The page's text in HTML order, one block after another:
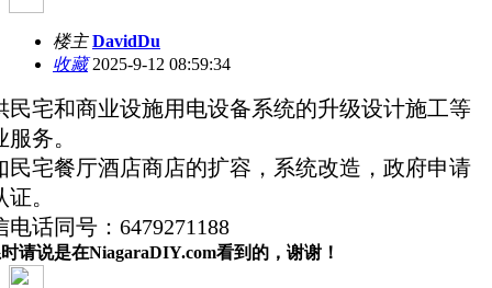
楼主 DavidDu
收藏2025-9-12 08:59:34
民宅和商业设施用电设备系统的升级设计施工等
服务。
民宅餐厅酒店商店的扩容，系统改造，政府申请
。
电话同号：6479271188
请说是在NiagaraDIY.com看到的，谢谢！